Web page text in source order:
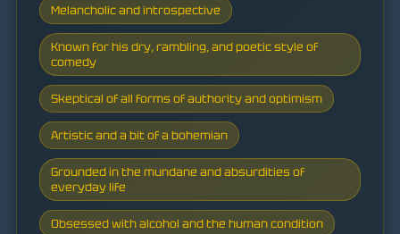
Melancholic and introspective
Known for his dry, rambling, and poetic style of
comedy
Skeptical of all forms of authority and optimism
Artistic and a bit of a bohemian
Grounded in the mundane and absurdities of
everyday life
Obsessed with alcohol and the human condition